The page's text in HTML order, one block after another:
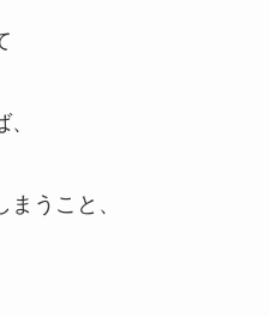
うこと、